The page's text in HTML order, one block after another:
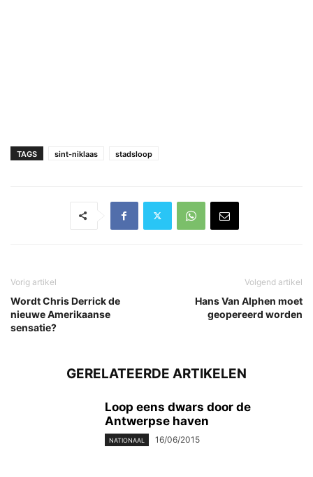
TAGS sint-niklaas stadsloop
Vorig artikel
Wordt Chris Derrick de
nieuwe Amerikaanse
sensatie?
Volgend artikel
Hans Van Alphen moet
geopereerd worden
GERELATEERDE ARTIKELEN
Loop eens dwars door de
Antwerpse haven
NATIONAAL 16/06/2015